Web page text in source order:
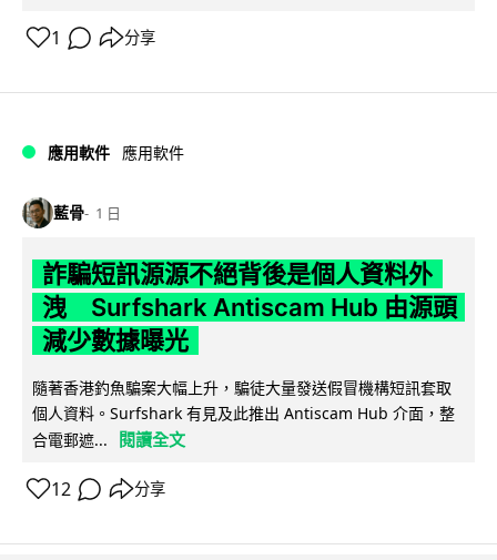
1 分享
應用軟件 應用軟件
藍骨 1 日
詐騙短訊源源不絕背後是個人資料外
洩 Surfshark Antiscam Hub 由源頭
減少數據曝光
隨著香港釣魚騙案大幅上升，騙徒大量發送假冒機構短訊套取
個人資料。Surfshark 有見及此推出 Antiscam Hub 介面，整
合電郵遮...
閱讀全文
12 分享